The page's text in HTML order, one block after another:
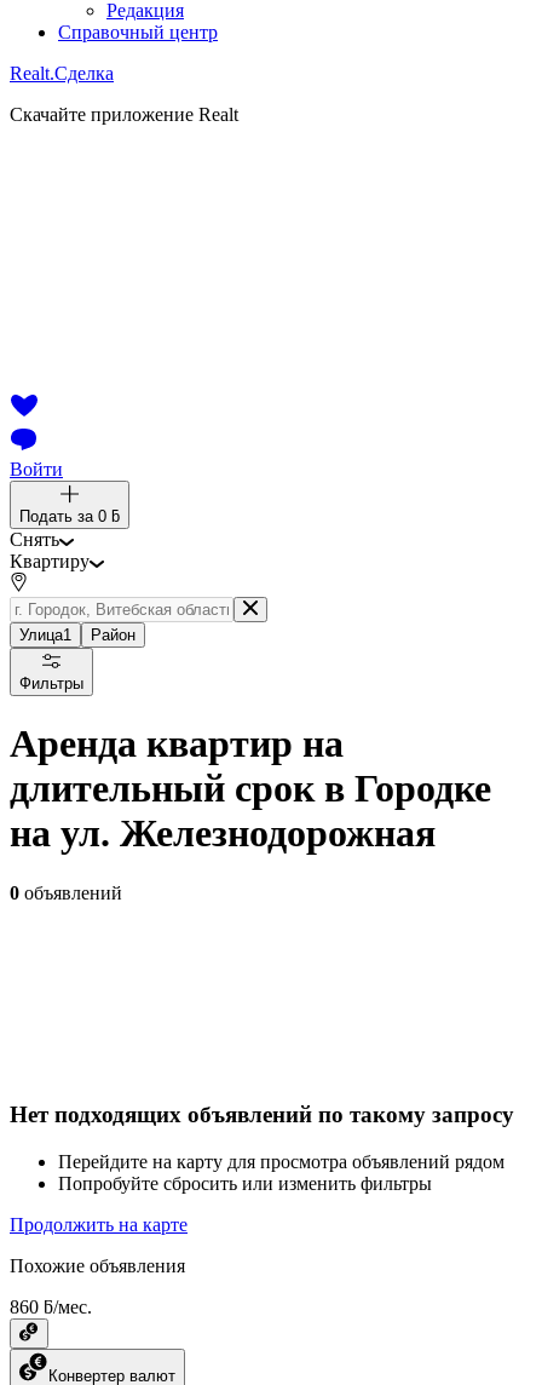
Редакция
Справочный центр
Realt.Сделка
Скачайте приложение Realt
Войти
Подать за 0 ƃ
Снять
Квартиру
Улица1 Район
Фильтры
Аренда квартир на
длительный срок в Городке
на ул. Железнодорожная
0 объявлений
Нет подходящих объявлений по такому запросу
Перейдите на карту для просмотра объявлений рядом
Попробуйте сбросить или изменить фильтры
Продолжить на карте
Похожие объявления
860 ƃ/мес.
Конвертер валют